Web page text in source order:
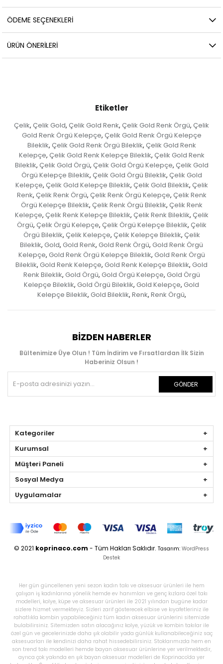
ÖDEME SEÇENEKLERI
ÜRÜN ÖNERILERI
Etiketler
Çelik, Çelik Gold, Çelik Gold Renk, Çelik Gold Renk Örgü, Çelik
Gold Renk Örgü Kelepçe, Çelik Gold Renk Örgü Kelepçe
Bileklik, Çelik Gold Renk Örgü Bileklik, Çelik Gold Renk
Kelepçe, Çelik Gold Renk Kelepçe Bileklik, Çelik Gold Renk
Bileklik, Çelik Gold Örgü, Çelik Gold Örgü Kelepçe, Çelik Gold
Örgü Kelepçe Bileklik, Çelik Gold Örgü Bileklik, Çelik Gold
Kelepçe, Çelik Gold Kelepçe Bileklik, Çelik Gold Bileklik, Çelik
Renk, Çelik Renk Örgü, Çelik Renk Örgü Kelepçe, Çelik Renk
Örgü Kelepçe Bileklik, Çelik Renk Örgü Bileklik, Çelik Renk
Kelepçe, Çelik Renk Kelepçe Bileklik, Çelik Renk Bileklik, Çelik
Örgü, Çelik Örgü Kelepçe, Çelik Örgü Kelepçe Bileklik, Çelik
Örgü Bileklik, Çelik Kelepçe, Çelik Kelepçe Bileklik, Çelik
Bileklik, Gold, Gold Renk, Gold Renk Örgü, Gold Renk Örgü
Kelepçe, Gold Renk Örgü Kelepçe Bileklik, Gold Renk Örgü
Bileklik, Gold Renk Kelepçe, Gold Renk Kelepçe Bileklik, Gold
Renk Bileklik, Gold Örgü, Gold Örgü Kelepçe, Gold Örgü
Kelepçe Bileklik, Gold Örgü Bileklik, Gold Kelepçe, Gold
Kelepçe Bileklik, Gold Bileklik, Renk, Renk Örgü,
BIZDEN HABERLER
Bültenimize Üye Olun ! Tüm İndirim ve Fırsatlardan İlk Sizin
Haberiniz Olsun !
GÖNDER
Kategoriler
Kurumsal
Müşteri Paneli
Sosyal Medya
Uygulamalar
© 2021 koprinaco.com - Tüm Hakları Saklıdır. Tasarım: WordPress
Destek
Her gün güncellenen yeni sezon kadın takı ve aksesuar ürünleri ile hem
çalışan iş kadınlarına yönelik hemde ev hanımları ve genç kızlara özel takı
modelleri, kolye, küpe ve aksesuar ürünleri ile 2021 yılından bugüne kadar
sizlere hizmet vermekteyiz. Sizleri zarif gösterecek elbise ve kıyafetleriniz ile
rahatlıkla kombin yapabileceğiniz tüm kadın aksesuar ürünlerini sitemizde
bulabilirsiniz. Sitemizden satın alacağınız kolye, yüzük ve kombin takılar ile
özel gün ve gecelerinizde daha şık olabilir yada günlük kullanabileceğiniz saç
aksesuarları ile kendinizi daha rahat hissedebilirsiniz. Stoklarımızda hem en
son trend takı modelleri hemde bayan aksesuar ürünlerine yer verilmektedir,
ayrıca çok yakında en şık bayan aksesuar modelleri de Koprinaco'da yer